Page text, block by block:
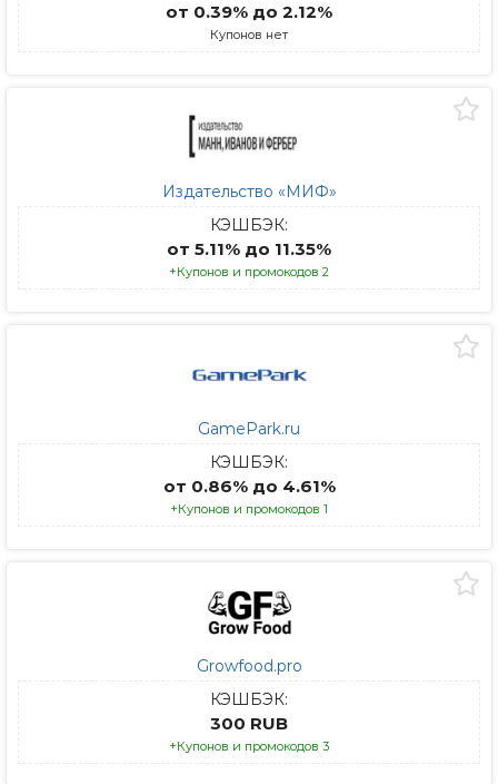
от 0.39% до 2.12%
Купонов нет
Издательство «МИФ»
КЭШБЭК:
от 5.11% до 11.35%
+Купонов и промокодов 2
GamePark.ru
КЭШБЭК:
от 0.86% до 4.61%
+Купонов и промокодов 1
Growfood.pro
КЭШБЭК:
300 RUB
+Купонов и промокодов 3